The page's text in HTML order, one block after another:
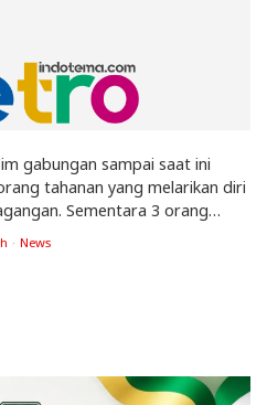
gabungan sampai saat ini
tahanan yang melarikan diri
Sementara 3 orang…
News